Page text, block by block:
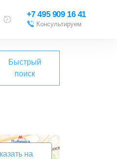
+7 495 909 16 41
Консультируем
Быстрый
поиск
на